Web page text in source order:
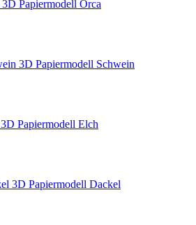
3D Papiermodell Orca
3D Papiermodell Schwein
3D Papiermodell Elch
3D Papiermodell Dackel